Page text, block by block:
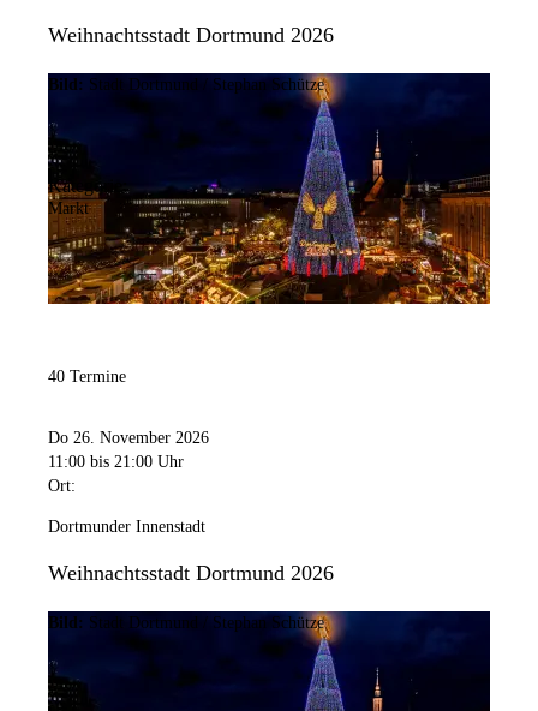
Weihnachtsstadt Dortmund 2026
Bild: Stadt Dortmund / Stephan Schütze
Kategorie:
Markt
40 Termine
Do 26. November 2026
11:00 bis 21:00 Uhr
Ort:
Dortmunder Innenstadt
Weihnachtsstadt Dortmund 2026
Bild: Stadt Dortmund / Stephan Schütze